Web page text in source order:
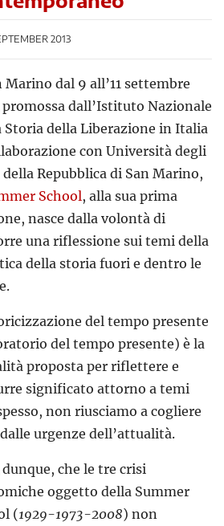
2013
Marino dal 9 all’11 settembre
promossa dall’Istituto Nazionale
Storia della Liberazione in Italia
con Università degli
Repubblica di San Marino,
School, alla sua prima
nasce dalla volontà di
una riflessione sui temi della
della storia fuori e dentro le
del tempo presente
del tempo presente) è la
proposta per riflettere e
significato attorno a temi
non riusciamo a cogliere
urgenze dell’attualità.
dunque, che le tre crisi
oggetto della Summer
(1929-1973-2008) non